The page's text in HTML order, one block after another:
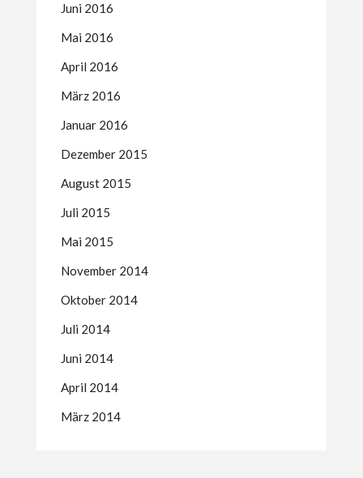
Juni 2016
Mai 2016
April 2016
März 2016
Januar 2016
Dezember 2015
August 2015
Juli 2015
Mai 2015
November 2014
Oktober 2014
Juli 2014
Juni 2014
April 2014
März 2014